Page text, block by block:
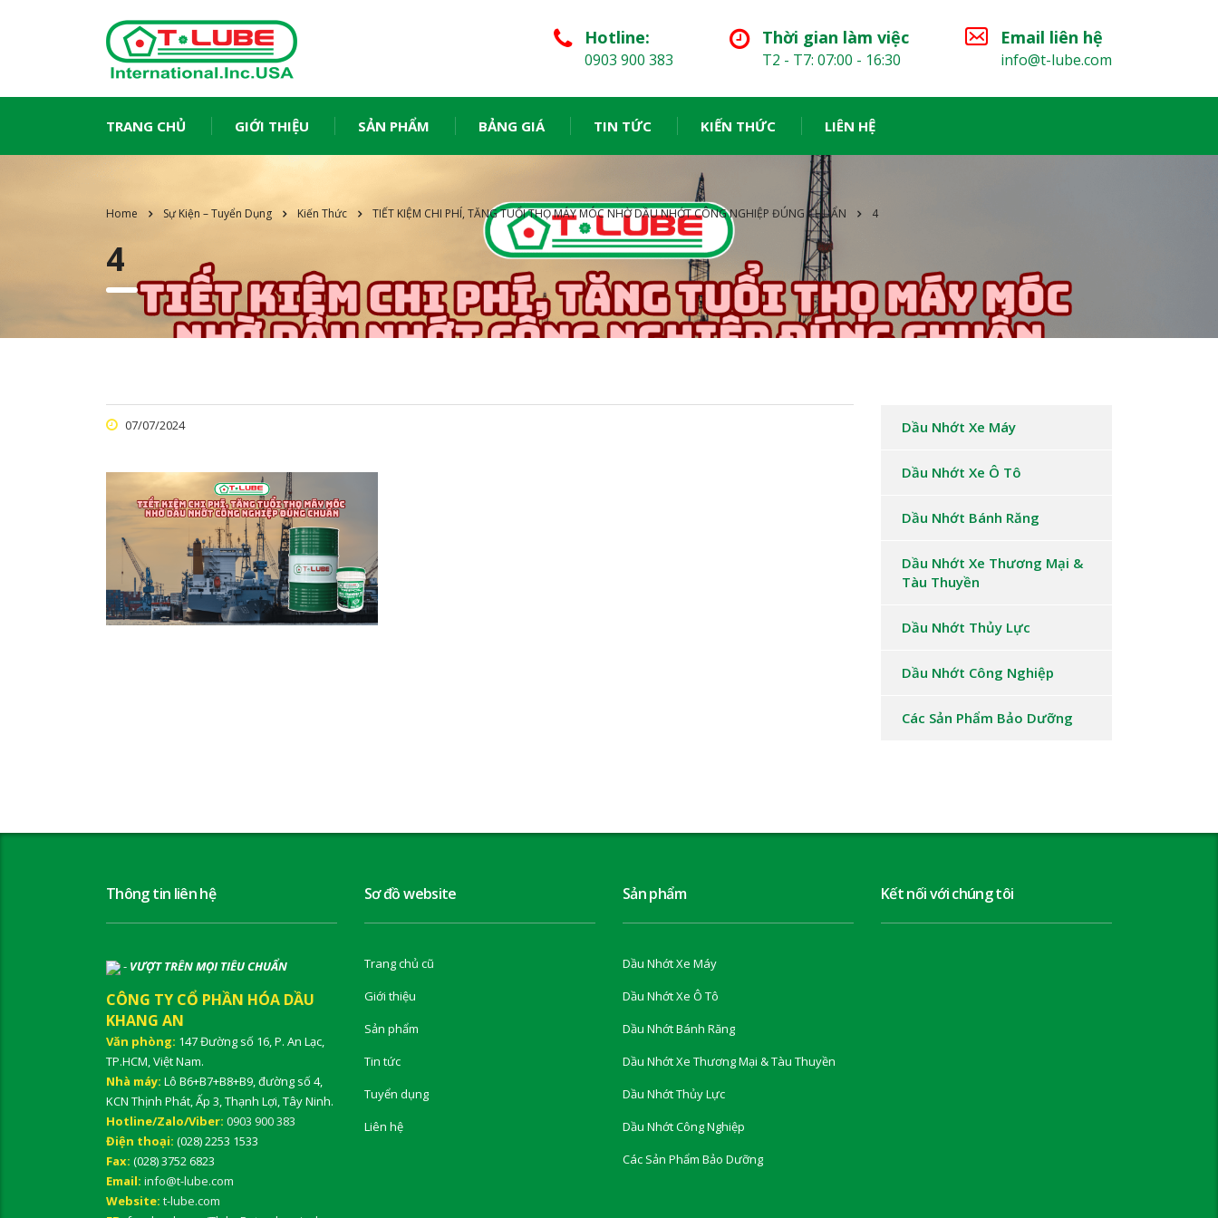
Email liên hệ
info@t-lube.com
Thời gian làm việc
T2 - T7: 07:00 - 16:30
Hotline:
0903 900 383
TRANG CHỦ GIỚI THIỆU SẢN PHẨM BẢNG GIÁ TIN TỨC KIẾN THỨC LIÊN HỆ
Home Sự Kiện – Tuyển Dụng Kiến Thức TIẾT KIỆM CHI PHÍ, TĂNG TUỔI THỌ MÁY MÓC NHỜ DẦU NHỚT CÔNG NGHIỆP ĐÚNG CHUẨN 4
4
07/07/2024 Dầu Nhớt Xe Máy
Dầu Nhớt Xe Ô Tô
Dầu Nhớt Bánh Răng
Dầu Nhớt Xe Thương Mại &
Tàu Thuyền
Dầu Nhớt Thủy Lực
Dầu Nhớt Công Nghiệp
Các Sản Phẩm Bảo Dưỡng
Thông tin liên hệ
- VƯỢT TRÊN MỌI TIÊU CHUẨN
CÔNG TY CỔ PHẦN HÓA DẦU
KHANG AN
Văn phòng: 147 Đường số 16, P. An Lạc,
TP.HCM, Việt Nam.
Nhà máy: Lô B6+B7+B8+B9, đường số 4,
KCN Thịnh Phát, Ấp 3, Thạnh Lợi, Tây Ninh.
Hotline/Zalo/Viber: 0903 900 383
Điện thoại: (028) 2253 1533
Fax: (028) 3752 6823
Email: info@t-lube.com
Website: t-lube.com
Sơ đồ website
Trang chủ cũ
Giới thiệu
Sản phẩm
Tin tức
Tuyển dụng
Liên hệ
Sản phẩm
Dầu Nhớt Xe Máy
Dầu Nhớt Xe Ô Tô
Dầu Nhớt Bánh Răng
Dầu Nhớt Xe Thương Mại & Tàu Thuyền
Dầu Nhớt Thủy Lực
Dầu Nhớt Công Nghiệp
Các Sản Phẩm Bảo Dưỡng
Kết nối với chúng tôi